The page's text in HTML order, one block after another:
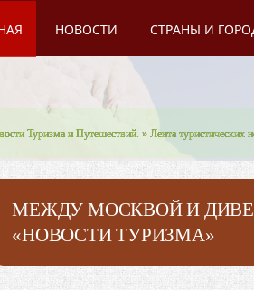
НОВОСТИ СТРАНЫ И
Туризма и Путешествий. »Лента туристических
МЕЖДУ МОСКВОЙ И
«НОВОСТИ ТУРИЗМА»